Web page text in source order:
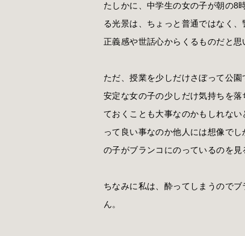
たしかに、中学生の女の子が朝の8
る光景は、ちょっと普通ではなく
正義感や世話心からくるものだと思
ただ、授業を少しだけさぼって公
安定な女の子の少しだけ気持ちを
ておくことも大事なのかもしれな
って良い事なのか他人には想像で
の子がブランコにのっているのを見
ちなみに私は、酔ってしまうので
ん。